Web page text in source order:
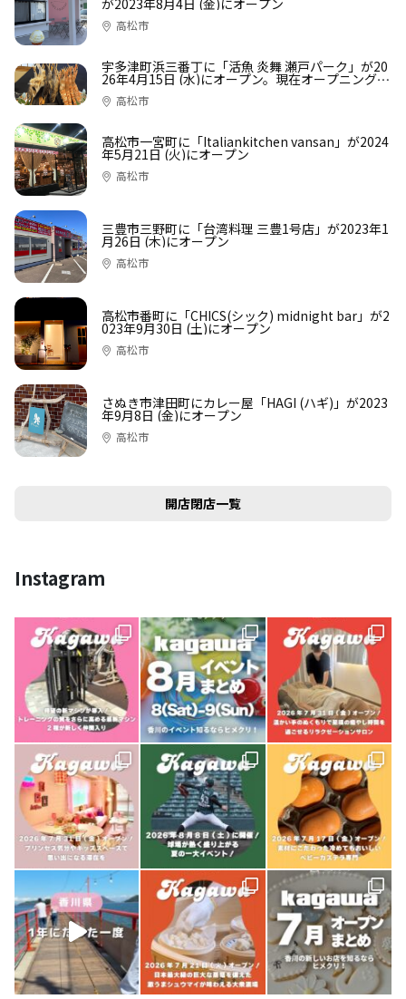
が2023年8月4日 (金)にオープン
高松市
宇多津町浜三番丁に「活魚 炎舞 瀬戸パーク」が20
26年4月15日 (水)にオープン。現在オープニングス
タッフ募集中
高松市
高松市一宮町に「Italiankitchen vansan」が2024
年5月21日 (火)にオープン
高松市
三豊市三野町に「台湾料理 三豊1号店」が2023年1
月26日 (木)にオープン
高松市
高松市番町に「CHICS(シック) midnight bar」が2
023年9月30日 (土)にオープン
高松市
さぬき市津田町にカレー屋「HAGI (ハギ)」が2023
年9月8日 (金)にオープン
高松市
開店閉店一覧
Instagram